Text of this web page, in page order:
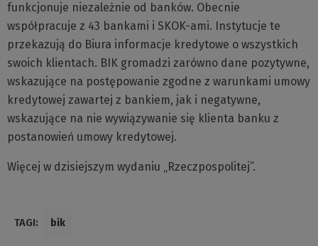
funkcjonuje niezależnie od banków. Obecnie
współpracuje z 43 bankami i SKOK-ami. Instytucje te
przekazują do Biura informacje kredytowe o wszystkich
swoich klientach. BIK gromadzi zarówno dane pozytywne,
wskazujące na postępowanie zgodne z warunkami umowy
kredytowej zawartej z bankiem, jak i negatywne,
wskazujące na nie wywiązywanie się klienta banku z
postanowień umowy kredytowej.
Więcej w dzisiejszym wydaniu „Rzeczpospolitej”.
TAGI: bik